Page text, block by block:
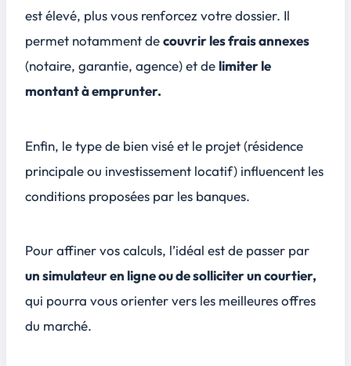
est élevé, plus vous renforcez votre dossier. Il
permet notamment decouvrir les frais annexes
(notaire, garantie, agence) et de limiter le
montant à emprunter.
Enfin, le type de bien visé et le projet (résidence
principale ou investissement locatif) influencent les
conditions proposées par les banques.
Pour affiner vos calculs, l’idéal est de passer par
un simulateur en ligne ou de solliciter un courtier,
qui pourra vous orienter vers les meilleures offres
du marché.